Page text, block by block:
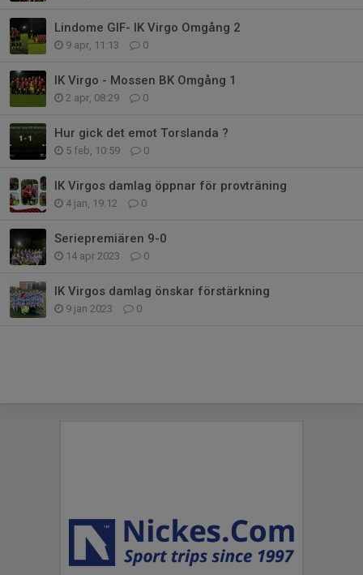
Lindome GIF- IK Virgo Omgång 2
9 apr, 11:13 0
IK Virgo - Mossen BK Omgång 1
2 apr, 08:29 0
Hur gick det emot Torslanda ?
5 feb, 10:59 0
IK Virgos damlag öppnar för provträning
4 jan, 19:12 0
Seriepremiären 9-0
14 apr 2023 0
IK Virgos damlag önskar förstärkning
9 jan 2023 0